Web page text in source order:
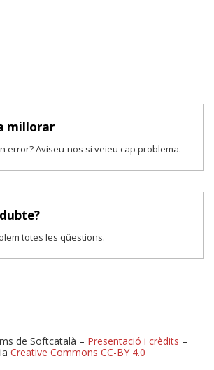
millorar
error? Aviseu-nos si veieu cap problema.
totes les qüestions.
de Softcatalà – Presentació i crèdits –
Creative Commons CC-BY 4.0